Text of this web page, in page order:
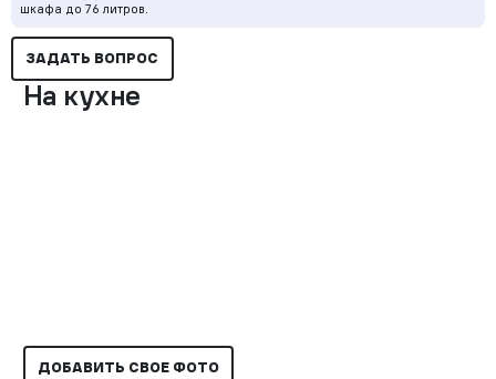
шкафа до 76 литров.
ЗАДАТЬ ВОПРОС
На кухне
ДОБАВИТЬ СВОЕ ФОТО